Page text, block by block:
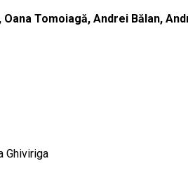
Tomoiagă, Andrei Bălan,
Ghiviriga